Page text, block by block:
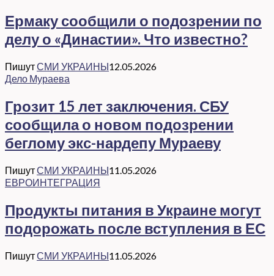
Ермаку сообщили о подозрении по
делу о «Династии». Что известно?
ПишутСМИ УКРАИНЫ12.05.2026
Дело Мураева
Грозит 15 лет заключения. СБУ
сообщила о новом подозрении
беглому экс-нардепу Мураеву
ПишутСМИ УКРАИНЫ11.05.2026
ЕВРОИНТЕГРАЦИЯ
Продукты питания в Украине могут
подорожать после вступления в ЕС
ПишутСМИ УКРАИНЫ11.05.2026